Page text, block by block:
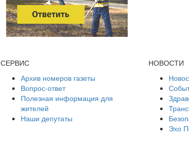
СЕРВИС
Архив номеров газеты
Вопрос-ответ
Полезная информация для
жителей
Наши депутаты
НОВОСТИ
Эхо